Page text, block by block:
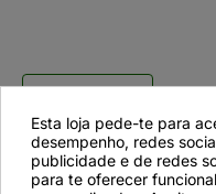
Esta loja pede-te para
desempenho, redes
publicidade e de redes
para te oferecer